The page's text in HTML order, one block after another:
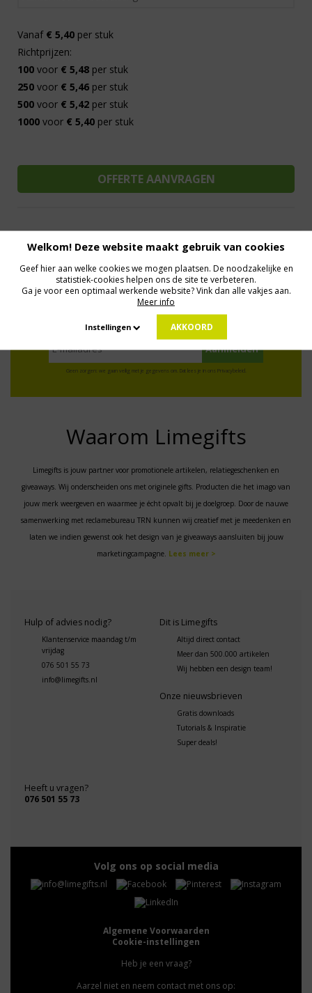
Vanaf € 5,40 per stuk
Richtprijzen:
100 voor € 5,48 per stuk
250 voor € 5,46 per stuk
500 voor € 5,42 per stuk
1000 voor € 5,40 per stuk
Al 15 jaar de meest orginele Giveaways Direct Contact
We know logistics Op maat gemaakt Meer dan 500.000 artikelen
MELD JE AAN VOOR ONZE NIEUWSBRIEF
Profiteer van deals en een dosis inspiratie!
Geen zorgen: we gaan veilig met je gegevens om. Dat lees je in ons Privacybeleid.
Waarom Limegifts
Limegifts is jouw partner voor promotionele artikelen, relatiegeschenken en
giveaways. Wij onderscheiden ons met originele gifts. Producten die het imago van
jouw merk weergeven en waarmee je écht opvalt bij je doelgroep. Door de nauwe
samenwerking met reclamebureau TRN kunnen wij creatief met je meedenken en
laten we indien gewenst ook het design van je giveaways aansluiten bij jouw
marketingcampagne. Lees meer >
Hulp of advies nodig?
Klantenservice maandag t/m
vrijdag
076 501 55 73
info@limegifts.nl
Dit is Limegifts
Altijd direct contact
Meer dan 500.000 artikelen
Wij hebben een design team!
Onze nieuwsbrieven
Gratis downloads
Tutorials & Inspiratie
Super deals!
Heeft u vragen?
076 501 55 73
Volg ons op social media
Algemene Voorwaarden
Cookie-instellingen
Heb je een vraag?
Aarzel niet en neem contact met ons op:
Welkom! Deze website maakt gebruik van cookies
Geef hier aan welke cookies we mogen plaatsen. De noodzakelijke en
statistiek-cookies helpen ons de site te verbeteren.
Ga je voor een optimaal werkende website? Vink dan alle vakjes aan.
Meer info
Instellingen AKKOORD